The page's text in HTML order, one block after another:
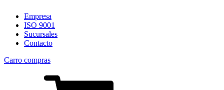
Empresa
ISO 9001
Sucursales
Contacto
Carro compras